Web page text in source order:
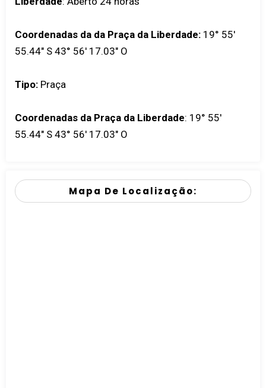
Coordenadas da da Praça da Liberdade: 19° 55'
55.44" S 43° 56' 17.03" O
Tipo: Praça
Coordenadas da Praça da Liberdade: 19° 55'
55.44" S 43° 56' 17.03" O
Mapa De Localização: